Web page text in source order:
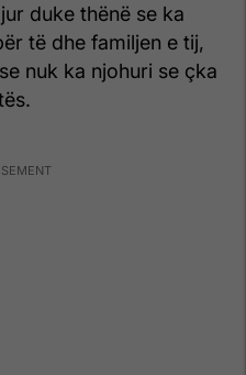
duke thënë se ka
të dhe familjen e tij,
nuk ka njohuri se çka